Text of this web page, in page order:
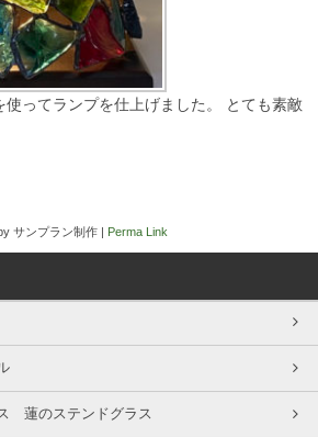
ってランプを仕上げました。 とても素敵
サンプラン制作 | Perma Link
蓮のステンドグラス